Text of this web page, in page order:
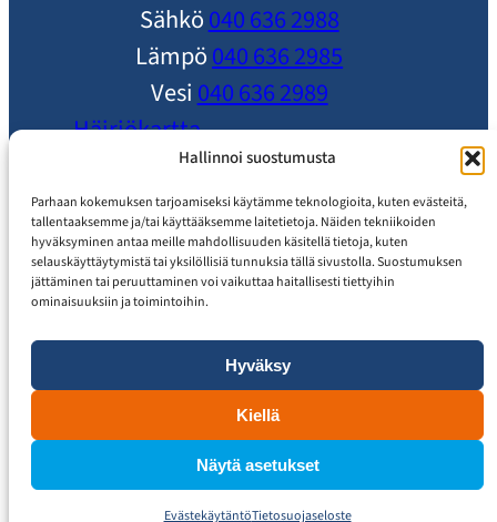
Hallinnoi suostumusta
Parhaan kokemuksen tarjoamiseksi käytämme teknologioita, kuten evästeitä,
tallentaaksemme ja/tai käyttääksemme laitetietoja. Näiden tekniikoiden
hyväksyminen antaa meille mahdollisuuden käsitellä tietoja, kuten
selauskäyttäytymistä tai yksilöllisiä tunnuksia tällä sivustolla. Suostumuksen
jättäminen tai peruuttaminen voi vaikuttaa haitallisesti tiettyihin
ominaisuuksiin ja toimintoihin.
Hyväksy
Kiellä
Näytä asetukset
EvästekäytäntöTietosuojaseloste
Sähkö040 636 2988
Lämpö040 636 2985
Vesi 040 636 2989
Häiriökartta
Ole yhteydessä
Ajankohtaista
Usein Kysytyt Kysymykset
Asiakaspalvelu
Tietosuojaseloste
Saavutettavuusseloste